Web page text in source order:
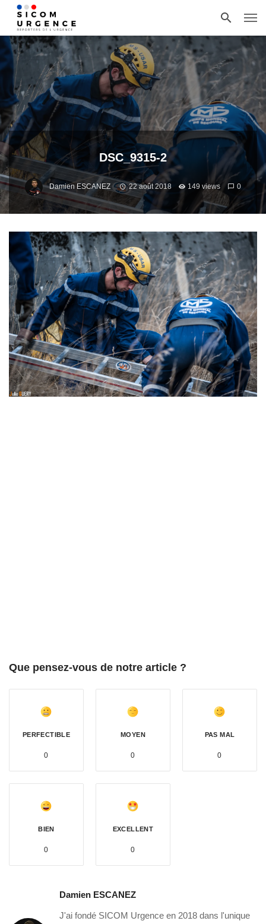
DSC_9315-2
Damien ESCANEZ 22 août 2018 149 views 0
Que pensez-vous de notre article ?
PERFECTIBLE
0
MOYEN
0
PAS MAL
0
BIEN
0
EXCELLENT
0
Damien ESCANEZ
J'ai fondé SICOM Urgence en 2018 dans l'unique